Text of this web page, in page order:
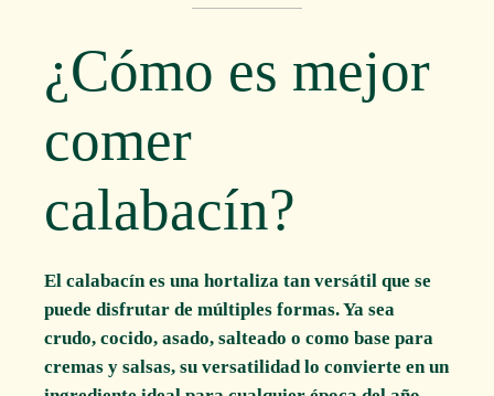
¿Cómo es mejor
comer
calabacín?
El calabacín es una hortaliza tan versátil que se
puede disfrutar de múltiples formas. Ya sea
crudo, cocido, asado, salteado o como base para
cremas y salsas, su versatilidad lo convierte en un